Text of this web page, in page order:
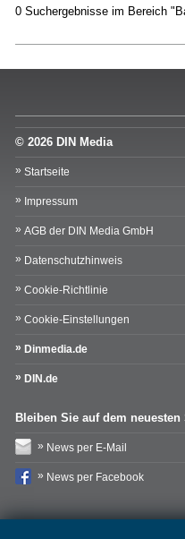
0 Suchergebnisse im Bereich
© 2026 DIN Media
Startseite
Impressum
AGB der DIN Media GmbH
Datenschutzhinweis
Cookie-Richtlinie
Cookie-Einstellungen
Dinmedia.de
DIN.de
Bleiben Sie auf dem neuesten
News per E-Mail
News per Facebook